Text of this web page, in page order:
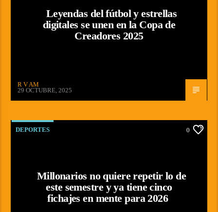
Leyendas del fútbol y estrellas
digitales se unen en la Copa de
Creadores 2025
R V AM
29 OCTUBRE, 2025
DEPORTES 0
Millonarios no quiere repetir lo de
este semestre y ya tiene cinco
fichajes en mente para 2026